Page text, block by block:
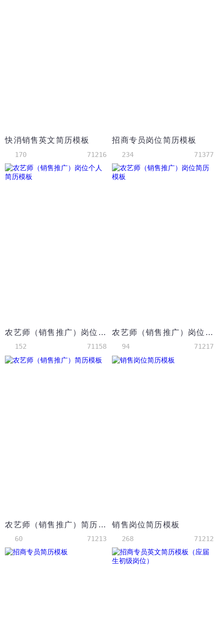
快消销售英文简历模板
170 71216
招商专员岗位简历模板
234 71377
农艺师（销售推广）岗位个人简历模板
152 71158
农艺师（销售推广）岗位简历模板
94 71217
农艺师（销售推广）简历模板
60 71213
销售岗位简历模板
268 71212